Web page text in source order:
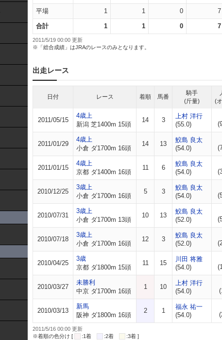
平場 1 1 0 7
合計 1 1 0 7
2011/5/19 00:00 更新
※「総合成績」はJRAのレースのみとなります。
出走レース
日付 レース 着順 馬番
騎手
(斤量)
(
2011/05/15
4歳上
新潟 芝1400m 15頭
14 3
上村 洋行
(55.0)
2011/01/29
4歳上
小倉 ダ1700m 16頭
14 13
鮫島 良太
(54.0)
2011/01/15
4歳上
京都 ダ1400m 16頭
11 6
鮫島 良太
(54.0)
2010/12/25
3歳上
小倉 ダ1700m 16頭
5 3
鮫島 良太
(54.0)
2010/07/31
3歳上
小倉 ダ1700m 13頭
10 13
鮫島 良太
(52.0)
2010/07/18
3歳上
小倉 ダ1700m 16頭
12 3
鮫島 良太
(52.0)
2010/04/25
3歳
京都 ダ1800m 15頭
11 15
川田 将雅
(54.0)
2010/03/27
未勝利
中京 ダ1700m 16頭
1 10
上村 洋行
(54.0)
2010/03/13
新馬
阪神 ダ1800m 16頭
2 1
福永 祐一
(54.0)
2011/5/16 00:00 更新
※着順の色分け [
:1着 :2着
:3着 ]